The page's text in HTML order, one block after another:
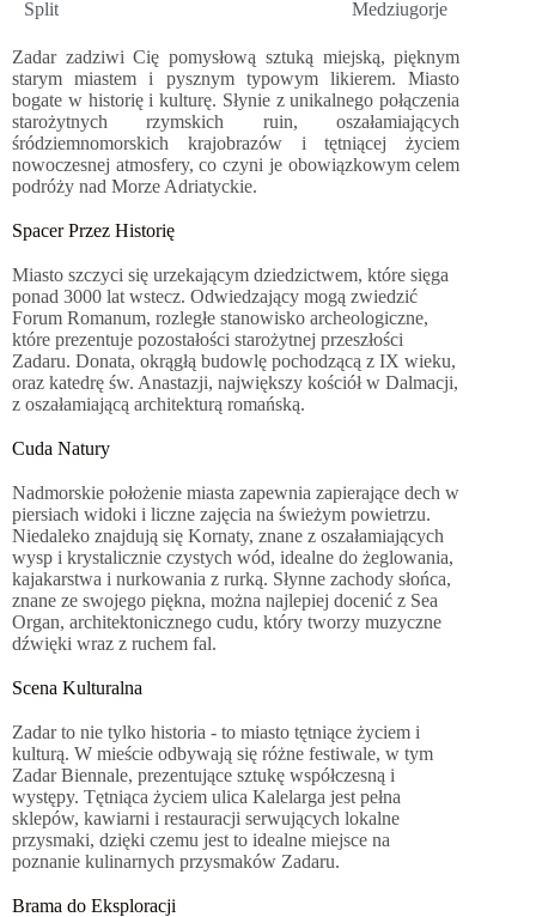
Split Medziugorje
Zadar zadziwi Cię pomysłową sztuką miejską, pięknym
starym miastem i pysznym typowym likierem. Miasto
bogate w historię i kulturę. Słynie z unikalnego połączenia
starożytnych rzymskich ruin, oszałamiających
śródziemnomorskich krajobrazów i tętniącej życiem
nowoczesnej atmosfery, co czyni je obowiązkowym celem
podróży nad Morze Adriatyckie.
Spacer Przez Historię
Miasto szczyci się urzekającym dziedzictwem, które sięga
ponad 3000 lat wstecz. Odwiedzający mogą zwiedzić
Forum Romanum, rozległe stanowisko archeologiczne,
które prezentuje pozostałości starożytnej przeszłości
Zadaru. Donata, okrągłą budowlę pochodzącą z IX wieku,
oraz katedrę św. Anastazji, największy kościół w Dalmacji,
z oszałamiającą architekturą romańską.
Cuda Natury
Nadmorskie położenie miasta zapewnia zapierające dech w
piersiach widoki i liczne zajęcia na świeżym powietrzu.
Niedaleko znajdują się Kornaty, znane z oszałamiających
wysp i krystalicznie czystych wód, idealne do żeglowania,
kajakarstwa i nurkowania z rurką. Słynne zachody słońca,
znane ze swojego piękna, można najlepiej docenić z Sea
Organ, architektonicznego cudu, który tworzy muzyczne
dźwięki wraz z ruchem fal.
Scena Kulturalna
Zadar to nie tylko historia - to miasto tętniące życiem i
kulturą. W mieście odbywają się różne festiwale, w tym
Zadar Biennale, prezentujące sztukę współczesną i
występy. Tętniąca życiem ulica Kalelarga jest pełna
sklepów, kawiarni i restauracji serwujących lokalne
przysmaki, dzięki czemu jest to idealne miejsce na
poznanie kulinarnych przysmaków Zadaru.
Brama do Eksploracji